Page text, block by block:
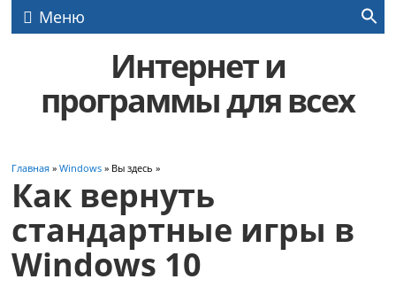
Меню
Интернет и
программы для всех
Главная »Windows » Вы здесь »
Как вернуть
стандартные игры в
Windows 10